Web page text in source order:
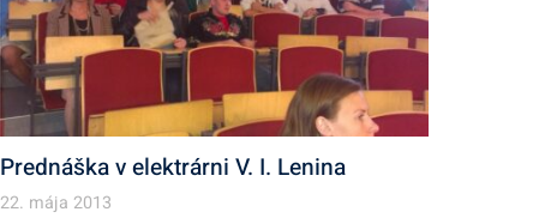
Prednáška v elektrárni V. I. Lenina
22. mája 2013